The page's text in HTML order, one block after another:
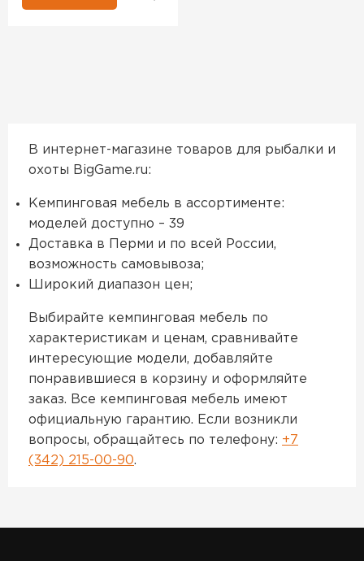
В интернет-магазине товаров для рыбалки и
охоты BigGame.ru:
Кемпинговая мебель в ассортименте:
моделей доступно – 39
Доставка в Перми и по всей России,
возможность самовывоза;
Широкий диапазон цен;
Выбирайте кемпинговая мебель по
характеристикам и ценам, сравнивайте
интересующие модели, добавляйте
понравившиеся в корзину и оформляйте
заказ. Все кемпинговая мебель имеют
официальную гарантию. Если возникли
вопросы, обращайтесь по телефону: +7
(342) 215-00-90.